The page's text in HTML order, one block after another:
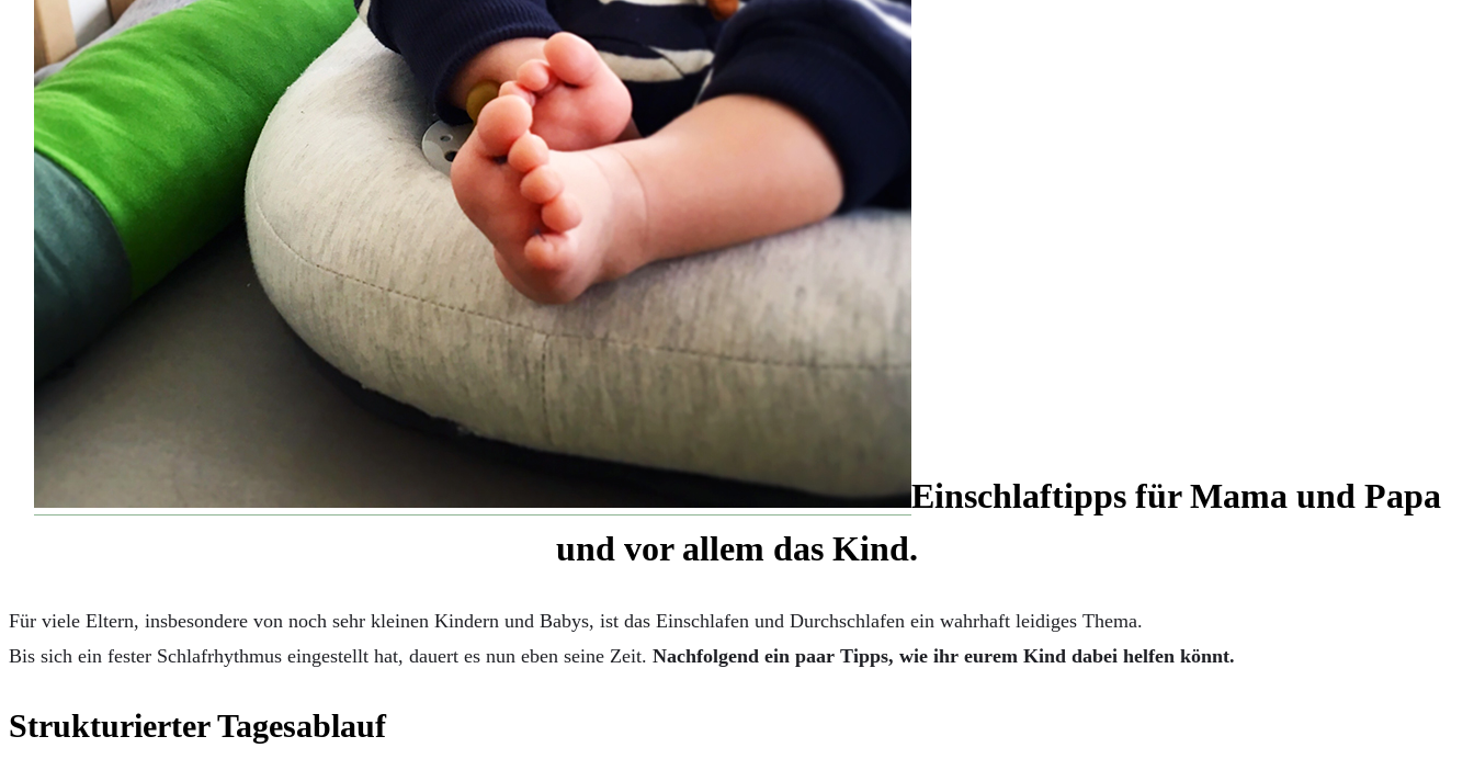
REZEPTE
LIFESTYLE
TIERE
SPORT & FITNESS
TECHNIK
GEWINNSPIELE
HAUSHALTSGERÄTE
KAFFEEMASCHINEN & CO
FOTOS UND FOTOBÜCHER
AUTOS
REISE
KIND & KEGEL
Einschlaftipps für Mama und Papa
und vor allem das Kind.
Für viele Eltern, insbesondere von noch sehr kleinen Kindern und Babys, ist das Einschlafen und Durchschlafen ein wahrhaft leidiges Thema.
Bis sich ein fester Schlafrhythmus eingestellt hat, dauert es nun eben seine Zeit. Nachfolgend ein paar Tipps, wie ihr eurem Kind dabei helfen könnt.
Strukturierter Tagesablauf